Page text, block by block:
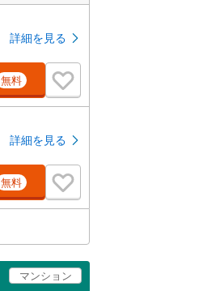
詳細を見る
無料
詳細を見る
無料
マンション